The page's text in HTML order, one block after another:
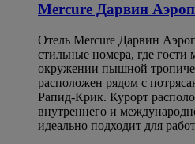
Mercure Дарвин
Отель Mercure Дарвин
стильные номера, где гости
окружении пышной
расположен рядом с
Рапид-Крик. Курорт
внутреннего и
идеально подходит для